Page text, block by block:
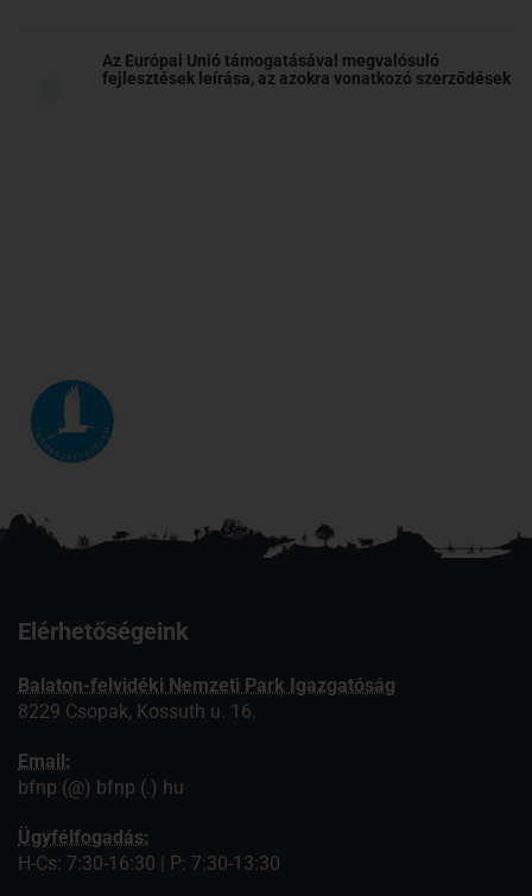
Az Európai Unió támogatásával megvalósuló
fejlesztések leírása, az azokra vonatkozó szerződések
Elérhetőségeink
Balaton-felvidéki Nemzeti Park Igazgatóság
8229 Csopak, Kossuth u. 16.
Email:
bfnp (@) bfnp (.) hu
Ügyfélfogadás:
H-Cs: 7:30-16:30 | P: 7:30-13:30